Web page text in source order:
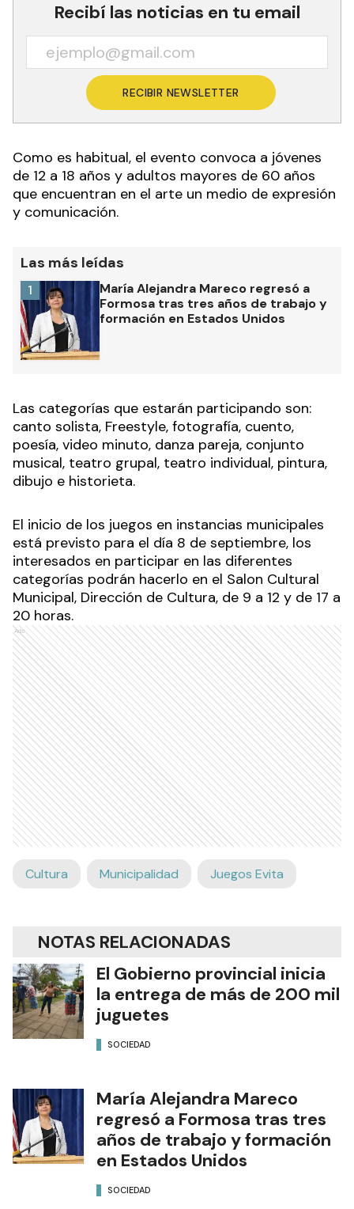
Recibí las noticias en tu email
RECIBIR NEWSLETTER
Como es habitual, el evento convoca a jóvenes
de 12 a 18 años y adultos mayores de 60 años
que encuentran en el arte un medio de expresión
y comunicación.
Las más leídas
María Alejandra Mareco regresó a
Formosa tras tres años de trabajo y
formación en Estados Unidos
1
Las categorías que estarán participando son:
canto solista, Freestyle, fotografía, cuento,
poesía, video minuto, danza pareja, conjunto
musical, teatro grupal, teatro individual, pintura,
dibujo e historieta.
El inicio de los juegos en instancias municipales
está previsto para el día 8 de septiembre, los
interesados en participar en las diferentes
categorías podrán hacerlo en el Salon Cultural
Municipal, Dirección de Cultura, de 9 a 12 y de 17 a
20 horas.
Ads
Cultura Municipalidad Juegos Evita
NOTAS RELACIONADAS
El Gobierno provincial inicia
la entrega de más de 200 mil
juguetes
SOCIEDAD
María Alejandra Mareco
regresó a Formosa tras tres
años de trabajo y formación
en Estados Unidos
SOCIEDAD